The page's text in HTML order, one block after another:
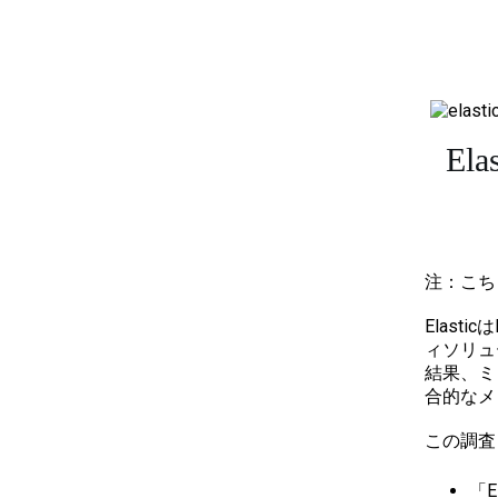
注：こ
Elastic
ィソリ
結果、
合的な
この調